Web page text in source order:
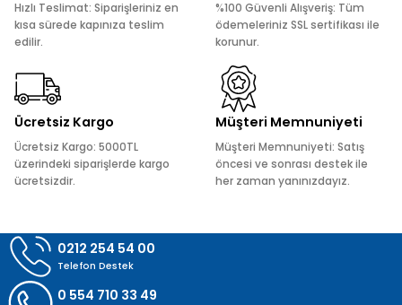
Ürün bilgilerinde hatalar bulunuyor.
Ürün fiyatı diğer sitelerden daha pahalı.
Bu ürüne benzer farklı alternatifler olmalı.
Hızlı Teslimat: Siparişleriniz en
kısa sürede kapınıza teslim
edilir.
%100 Güvenli Alışveriş: Tüm
ödemeleriniz SSL sertifikası ile
korunur.
Ücretsiz Kargo
Ücretsiz Kargo: 5000TL
üzerindeki siparişlerde kargo
ücretsizdir.
Müşteri Memnuniyeti
Müşteri Memnuniyeti: Satış
öncesi ve sonrası destek ile
her zaman yanınızdayız.
0212 254 54 00
Telefon Destek
0 554 710 33 49